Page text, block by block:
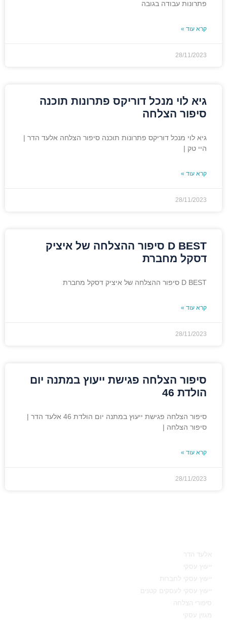
פתרונות עבודה בגובה
קרא עוד »
28/11/2023
גיא לוי מנכל דוריקס פתרונות תוכנה
סיפור הצלחה
גיא לוי מנכל דוריקס פתרונות תוכנה סיפור הצלחה אלעד הדר |
היי טק |
קרא עוד »
28/11/2023
D BEST סיפור ההצלחה של איציק
דסקל מחברת
D BEST סיפור ההצלחה של איציק דסקל מחברת
קרא עוד »
28/11/2023
סיפור הצלחה פגישת ייעוץ במתנה יום
הולדת 46
סיפור הצלחה פגישת ייעוץ במתנה יום הולדת 46 אלעד הדר |
סיפור הצלחה |
קרא עוד »
28/11/2023
אלעד הדר
ייעוץ עסקי
ייעוץ עסקי לחברות
ייעוץ עסקי לעסקים קטנים
סיפורי הצלחה
מגזין עסקי